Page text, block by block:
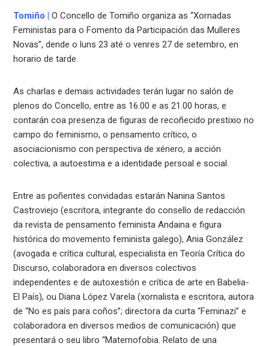
Tomiño | O Concello de Tomiño organiza as “Xornadas
Feministas para o Fomento da Participación das Mulleres
Novas”, dende o luns 23 até o venres 27 de setembro, en
horario de tarde.
As charlas e demais actividades terán lugar no salón de
plenos do Concello, entre as 16.00 e as 21.00 horas, e
contarán coa presenza de figuras de recoñecido prestixio no
campo do feminismo, o pensamento crítico, o
asociacionismo con perspectiva de xénero, a acción
colectiva, a autoestima e a identidade persoal e social.
Entre as poñentes convidadas estarán Nanina Santos
Castroviejo (escritora, integrante do consello de redacción
da revista de pensamento feminista Andaina e figura
histórica do movemento feminista galego), Ania González
(avogada e crítica cultural, especialista en Teoría Crítica do
Discurso, colaboradora en diversos colectivos
independentes e de autoxestión e crítica de arte en Babelia-
El País), ou Diana López Varela (xornalista e escritora, autora
de “No es país para coños”; directora da curta “Feminazi” e
colaboradora en diversos medios de comunicación) que
presentará o seu libro “Maternofobia. Relato de una